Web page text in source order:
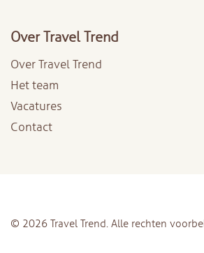
Over Travel Trend
Over Travel Trend
Het team
Vacatures
Contact
© 2026 Travel Trend. Alle rechten